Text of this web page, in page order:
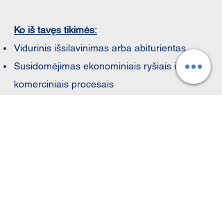
Ko iš tavęs tikimės:
Vidurinis išsilavinimas arba abiturientas.
Susidomėjimas ekonominiais ryšiais ir
komerciniais procesais